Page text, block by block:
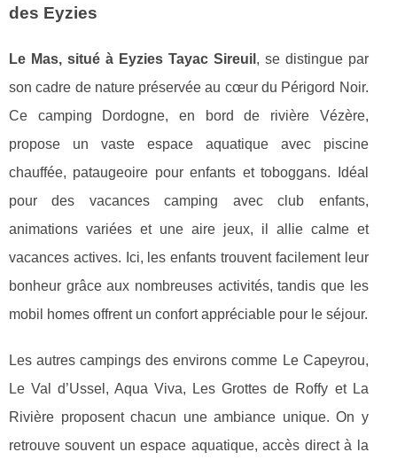
des Eyzies
Le Mas, situé à Eyzies Tayac Sireuil , se distingue par
son cadre de nature préservée au cœur du Périgord Noir.
Ce camping Dordogne, en bord de rivière Vézère,
propose un vaste espace aquatique avec piscine
chauffée, pataugeoire pour enfants et toboggans. Idéal
pour des vacances camping avec club enfants,
animations variées et une aire jeux, il allie calme et
vacances actives. Ici, les enfants trouvent facilement leur
bonheur grâce aux nombreuses activités, tandis que les
mobil homes offrent un confort appréciable pour le séjour.
Les autres campings des environs comme Le Capeyrou,
Le Val d’Ussel, Aqua Viva, Les Grottes de Roffy et La
Rivière proposent chacun une ambiance unique. On y
retrouve souvent un espace aquatique, accès direct à la